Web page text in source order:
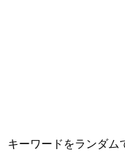
キーワードをランダム